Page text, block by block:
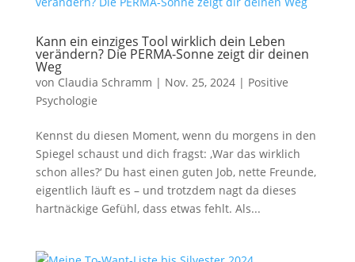
Kann ein einziges Tool wirklich dein Leben
verändern? Die PERMA-Sonne zeigt dir deinen
Weg
von Claudia Schramm | Nov. 25, 2024| Positive
Psychologie
Kennst du diesen Moment, wenn du morgens in den
Spiegel schaust und dich fragst: ‚War das wirklich
schon alles?‘ Du hast einen guten Job, nette Freunde,
eigentlich läuft es – und trotzdem nagt da dieses
hartnäckige Gefühl, dass etwas fehlt. Als...